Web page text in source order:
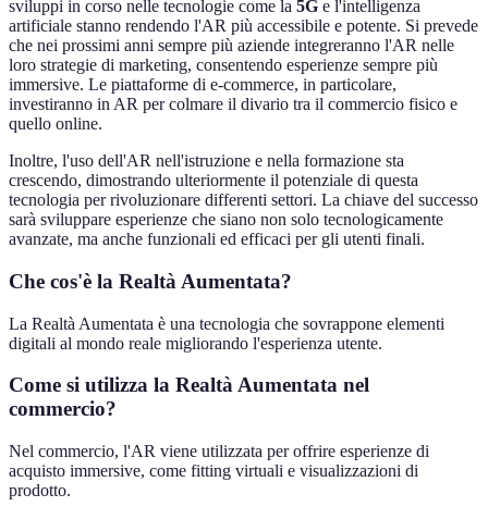
sviluppi in corso nelle tecnologie come la 5G e l'intelligenza
artificiale stanno rendendo l'AR più accessibile e potente. Si prevede
che nei prossimi anni sempre più aziende integreranno l'AR nelle
loro strategie di marketing, consentendo esperienze sempre più
immersive. Le piattaforme di e-commerce, in particolare,
investiranno in AR per colmare il divario tra il commercio fisico e
quello online.
Inoltre, l'uso dell'AR nell'istruzione e nella formazione sta
crescendo, dimostrando ulteriormente il potenziale di questa
tecnologia per rivoluzionare differenti settori. La chiave del successo
sarà sviluppare esperienze che siano non solo tecnologicamente
avanzate, ma anche funzionali ed efficaci per gli utenti finali.
Che cos'è la Realtà Aumentata?
La Realtà Aumentata è una tecnologia che sovrappone elementi
digitali al mondo reale migliorando l'esperienza utente.
Come si utilizza la Realtà Aumentata nel
commercio?
Nel commercio, l'AR viene utilizzata per offrire esperienze di
acquisto immersive, come fitting virtuali e visualizzazioni di
prodotto.